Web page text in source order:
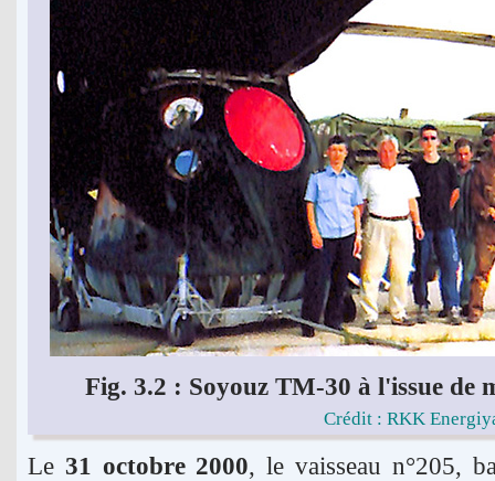
Fig. 3.2 : Soyouz TM-30 à l'issue de
Crédit : RKK
Le 31 octobre 2000, le vaisseau n°205,